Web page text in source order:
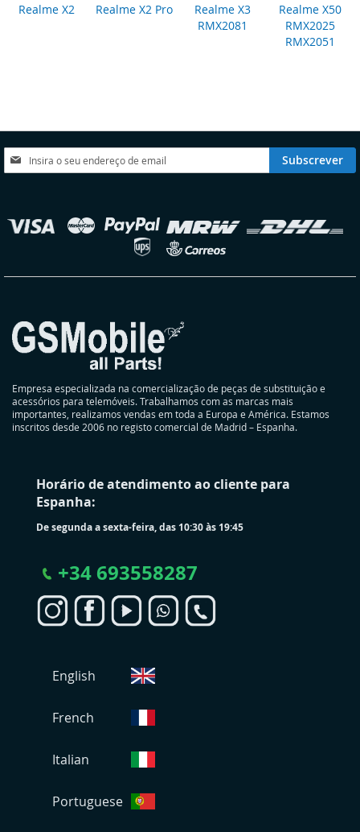
Realme X2 Realme X2 Pro
Realme X3
RMX2081
Realme X50
RMX2025
RMX2051
Subscreva
a
Subscrever
Empresa especializada na comercialização de peças de substituição e
acessórios para telemóveis. Trabalhamos com as marcas mais
importantes, realizamos vendas em toda a Europa e América. Estamos
inscritos desde 2006 no registo comercial de Madrid – Espanha.
Horário de atendimento ao cliente para
Espanha:
De segunda a sexta-feira, das 10:30 às 19:45
+34 693558287
English
French
Italian
Portuguese